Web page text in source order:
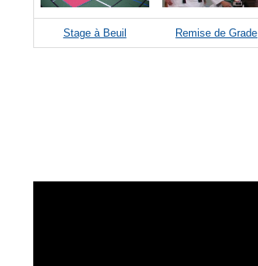
Stage à Beuil Remise de Grade